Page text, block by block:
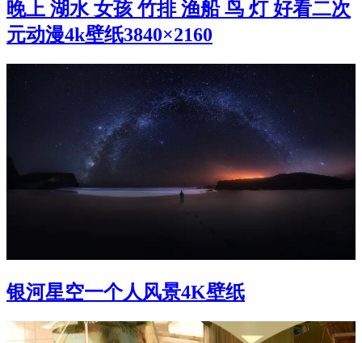
晚上 湖水 女孩 竹排 渔船 鸟 灯 好看二次
元动漫4k壁纸3840×2160
银河星空一个人风景4K壁纸